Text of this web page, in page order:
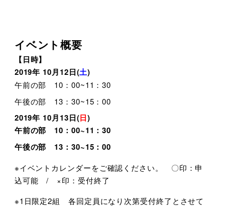
イベント概要
【日時】
2019年 10月12日(土)
午前の部 10：00~11：30
午後の部 13：30~15：00
2019年 10月13日(日)
午前の部 10：00~11：30
午後の部 13：30~15：00
※イベントカレンダーをご確認ください。 〇印：申
込可能 / ×印：受付終了
※1日限定2組 各回定員になり次第受付終了とさせて